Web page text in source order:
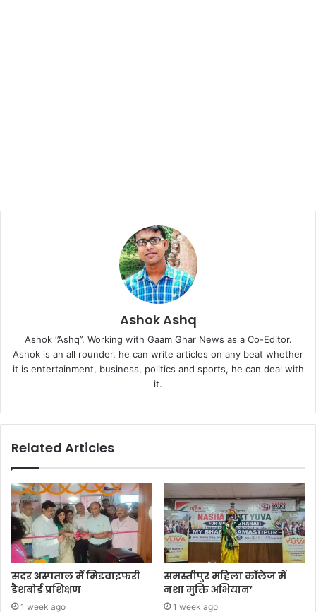
Ashok Ashq
Ashok ‘’Ashq’’, Working with Gaam Ghar News as a Co-Editor.
Ashok is an all rounder, he can write articles on any beat whether
it is entertainment, business, politics and sports, he can deal with
it.
Related Articles
सदर अस्पताल में मिडवाइफरी
डैशबोर्ड प्रशिक्षण
1 week ago
समस्तीपुर महिला कॉलेज में
नशा मुक्ति अभियान’
1 week ago